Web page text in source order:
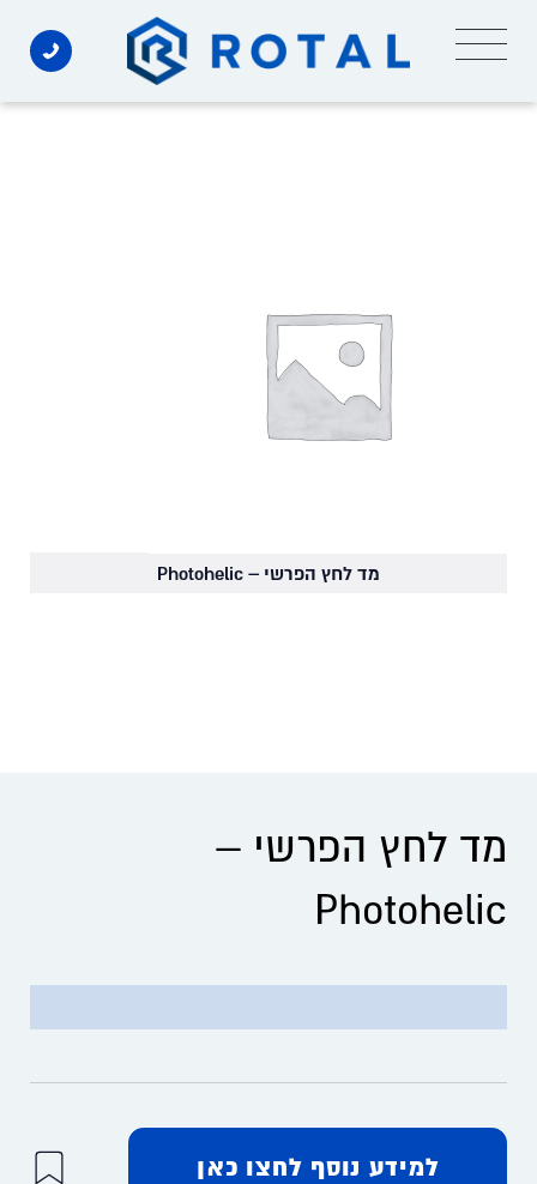
content
מד לחץ הפרשי – Photohelic
מד לחץ הפרשי –
Photohelic
למידע נוסף לחצו כאן